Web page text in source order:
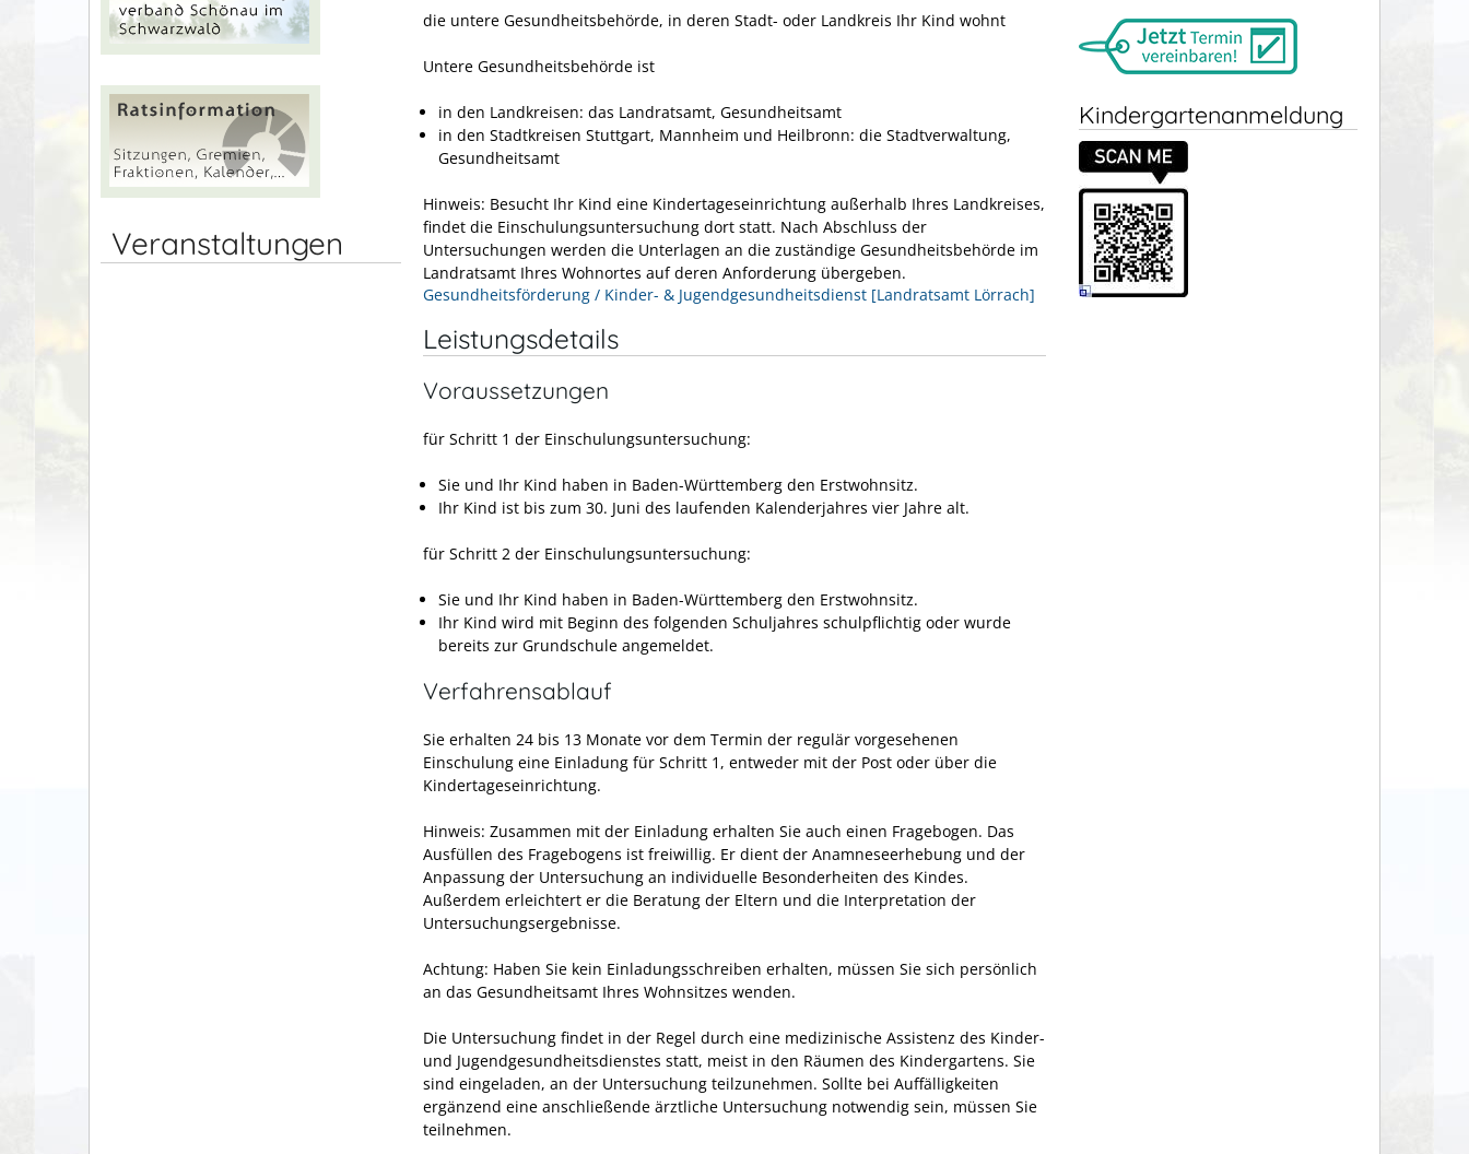
Veranstaltungen
die untere Gesundheitsbehörde, in deren Stadt- oder Landkreis Ihr Kind wohnt
Untere Gesundheitsbehörde ist
in den Landkreisen: das Landratsamt, Gesundheitsamt
in den Stadtkreisen Stuttgart, Mannheim und Heilbronn: die Stadtverwaltung,
Gesundheitsamt
Hinweis: Besucht Ihr Kind eine Kindertageseinrichtung außerhalb Ihres Landkreises,
findet die Einschulungsuntersuchung dort statt. Nach Abschluss der
Untersuchungen werden die Unterlagen an die zuständige Gesundheitsbehörde im
Landratsamt Ihres Wohnortes auf deren Anforderung übergeben.
Gesundheitsförderung / Kinder- & Jugendgesundheitsdienst [Landratsamt Lörrach]
Leistungsdetails
Voraussetzungen
für Schritt 1 der Einschulungsuntersuchung:
Sie und Ihr Kind haben in Baden-Württemberg den Erstwohnsitz.
Ihr Kind ist bis zum 30. Juni des laufenden Kalenderjahres vier Jahre alt.
für Schritt 2 der Einschulungsuntersuchung:
Sie und Ihr Kind haben in Baden-Württemberg den Erstwohnsitz.
Ihr Kind wird mit Beginn des folgenden Schuljahres schulpflichtig oder wurde
bereits zur Grundschule angemeldet.
Verfahrensablauf
Sie erhalten 24 bis 13 Monate vor dem Termin der regulär vorgesehenen
Einschulung eine Einladung für Schritt 1, entweder mit der Post oder über die
Kindertageseinrichtung.
Hinweis: Zusammen mit der Einladung erhalten Sie auch einen Fragebogen. Das
Ausfüllen des Fragebogens ist freiwillig. Er dient der Anamneseerhebung und der
Anpassung der Untersuchung an individuelle Besonderheiten des Kindes.
Außerdem erleichtert er die Beratung der Eltern und die Interpretation der
Untersuchungsergebnisse.
Achtung: Haben Sie kein Einladungsschreiben erhalten, müssen Sie sich persönlich
an das Gesundheitsamt Ihres Wohnsitzes wenden.
Die Untersuchung findet in der Regel durch eine medizinische Assistenz des Kinder-
und Jugendgesundheitsdienstes statt, meist in den Räumen des Kindergartens. Sie
sind eingeladen, an der Untersuchung teilzunehmen. Sollte bei Auffälligkeiten
ergänzend eine anschließende ärztliche Untersuchung notwendig sein, müssen Sie
teilnehmen.
Kindergartenanmeldung